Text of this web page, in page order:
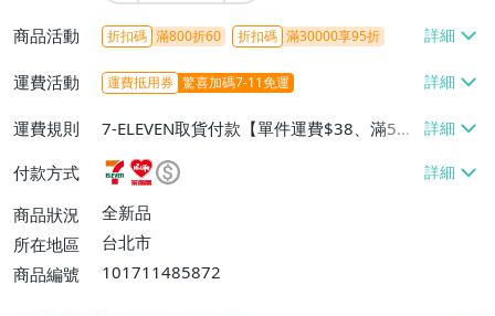
商品活動 折扣碼 滿800折60 折扣碼 滿30000享95折
運費活動 運費抵用券 驚喜加碼7-11免運
運費規則
7-ELEVEN取貨付款【單件運費$38、滿5件
或消費滿$1298免運費】、7-ELEVEN取貨
不付款【免運費】、萊爾富取貨付款【單件
運費$60、滿5件或消費滿$1298免運
費】、宅配/貨運【單件運費$120、滿5件
付款方式
商品狀況
全新品
所在地區
台北市
商品編號
101711485872